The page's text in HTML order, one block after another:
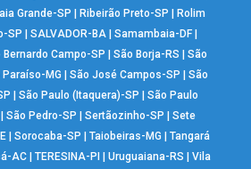
Grande-SP | Ribeirão Preto-SP | Rolim
SP |SALVADOR-BA |Samambaia-DF |
Bernardo Campo-SP | São Borja-RS | São
MG | São José Campos-SP | São
| São Paulo (Itaquera)-SP | São Paulo
| São Pedro-SP | Sertãozinho-SP | Sete
|Sorocaba-SP |Taiobeiras-MG |Tangará
AC| TERESINA-PI | Uruguaiana-RS | Vila